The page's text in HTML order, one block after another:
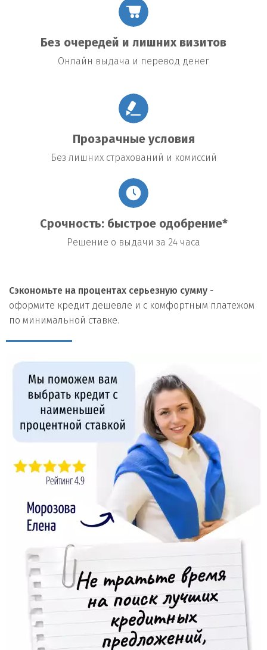
Без очередей и лишних визитов
Онлайн выдача и перевод денег
Прозрачные условия
Без лишних страхований и комиссий
Срочность: быстрое одобрение*
Решение о выдачи за 24 часа
Сэкономьте на процентах серьезную сумму -
оформите кредит дешевле и с комфортным платежом
по минимальной ставке.